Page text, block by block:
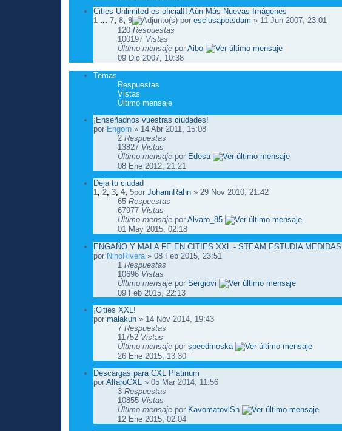
Cities Unlimited es oficial!! Aún Más Nuevas Imágenes
1 ...7,8,9 poresclusapotsdam » 11 Jun 2007, 23:01
120Respuestas
100197 Vistas
Último mensaje porAibo
09 Dic 2007, 10:38
Temas
Respuestas
Vistas
Último mensaje
¡Enseñadnos vuestras ciudades!
por Engorn » 14 Abr 2011, 15:08
2Respuestas
13827 Vistas
Último mensaje por Edesa
08 Ene 2012, 21:21
Deja tu ciudad
1,2,3,4,5porJohannRahn » 29 Nov 2010, 21:42
65Respuestas
67977 Vistas
Último mensaje porAlvaro_85
01 May 2015, 02:18
ENGAÑO Y MALA FE EN CITIES XXL - STEAM ESTUDIA MEDIDAS
por NinoRivera » 08 Feb 2015, 23:51
1Respuestas
10696 Vistas
Último mensaje porSergiovi
09 Feb 2015, 22:13
¡Cities XXL!
pormalakun » 14 Nov 2014, 19:43
7Respuestas
11752 Vistas
Último mensaje porspeedmoska
26 Ene 2015, 13:30
Descargas para CXL Platinum
porAlfaroCXL » 05 Mar 2014, 11:56
3Respuestas
10855 Vistas
Último mensaje por KavomatovlSn
12 Ene 2015, 02:04